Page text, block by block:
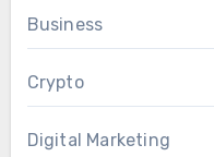
Business
Crypto
Digital Marketing